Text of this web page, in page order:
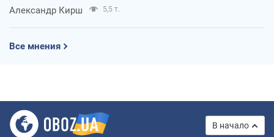
Александр Кирш 5,5 т.
Все мнения
В начало